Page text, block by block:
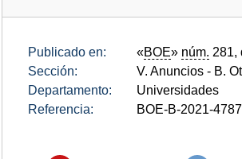
Publicado en: «BOE» núm. 281,
Sección:
V. Anuncios - B.
Departamento:
Universidades
Referencia:
BOE-B-2021-